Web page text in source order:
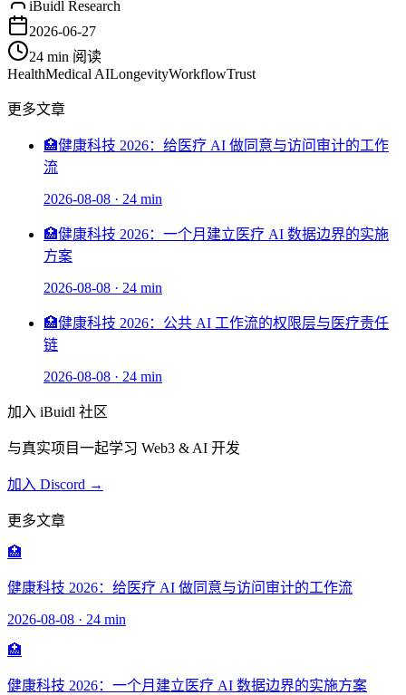
iBuidl Research
2026-06-27
24 min 阅读
HealthMedical AILongevityWorkflowTrust
更多文章
🏥健康科技 2026：给医疗 AI 做同意与访问审计的工作
流
2026-08-08 · 24 min
🏥健康科技 2026：一个月建立医疗 AI 数据边界的实施
方案
2026-08-08 · 24 min
🏥健康科技 2026：公共 AI 工作流的权限层与医疗责任
链
2026-08-08 · 24 min
加入 iBuidl 社区
与真实项目一起学习 Web3 & AI 开发
加入 Discord →
更多文章
🏥
健康科技 2026：给医疗 AI 做同意与访问审计的工作流
2026-08-08 · 24 min
🏥
健康科技 2026：一个月建立医疗 AI 数据边界的实施方案